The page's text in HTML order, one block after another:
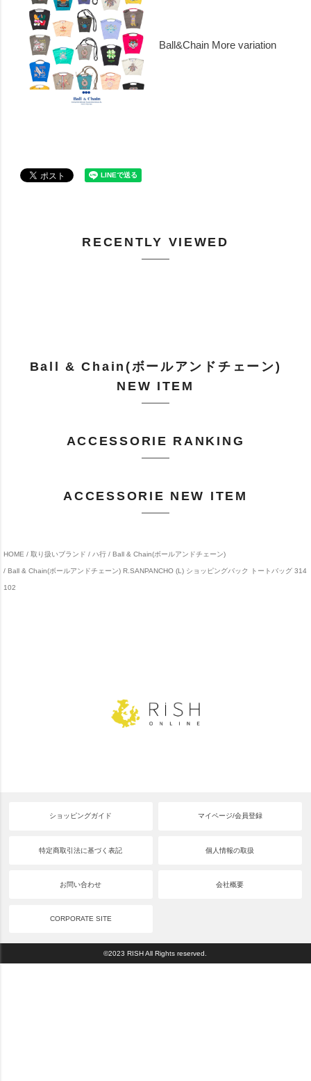
Ball&Chain More variation
RECENTLY VIEWED
Ball & Chain(ボールアンドチェーン)
NEW ITEM
ACCESSORIE RANKING
ACCESSORIE NEW ITEM
HOME 取り扱いブランド ハ行 Ball & Chain(ボールアンドチェーン)
Ball & Chain(ボールアンドチェーン) R.SANPANCHO (L) ショッピングバック トートバッグ 314
102
ショッピングガイド マイページ/会員登録
特定商取引法に基づく表記 個人情報の取扱
お問い合わせ 会社概要
CORPORATE SITE
©2023 RISH All Rights reserved.